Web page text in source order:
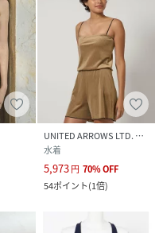
UNITED ARROWS LTD. OUTLET
水着
5,973円 70%OFF
54ポイント(1倍)